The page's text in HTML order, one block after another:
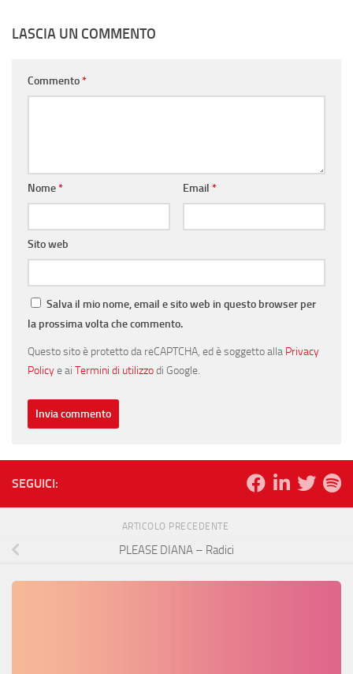
LASCIA UN COMMENTO
Commento*
Nome* Email *
Sito web
Salva il mio nome, email e sito web in questo browser per
la prossima volta che commento.
Questo sito è protetto da reCAPTCHA, ed è soggetto alla Privacy
Policye ai Termini di utilizzodi Google.
SEGUICI:
ARTICOLO PRECEDENTE
PLEASE DIANA – Radici